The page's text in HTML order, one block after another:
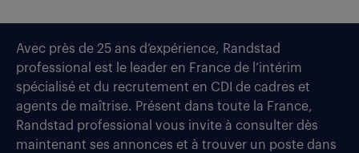
Avec près de 25 ans d’expérience, Randstad
professional est le leader en France de l’intérim
spécialisé et du recrutement en CDI de cadres et
agents de maîtrise. Présent dans toute la France,
Randstad professional vous invite à consulter dès
maintenant ses annonces et à trouver un poste dans